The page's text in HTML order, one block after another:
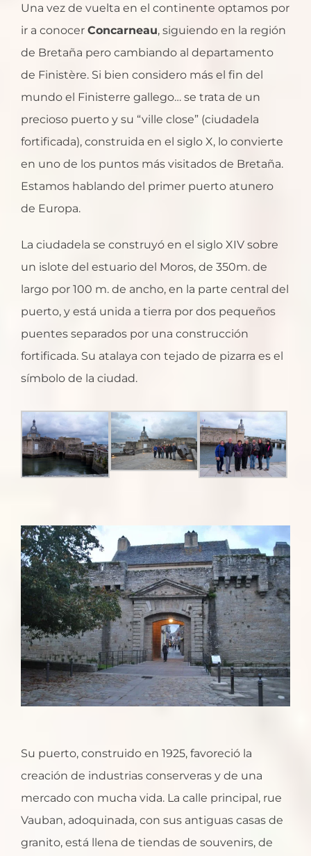
Una vez de vuelta en el continente optamos por
ir a conocer Concarneau, siguiendo en la región
de Bretaña pero cambiando al departamento
de Finistère. Si bien considero más el fin del
mundo el Finisterre gallego… se trata de un
precioso puerto y su “ville close” (ciudadela
fortificada), construida en el siglo X, lo convierte
en uno de los puntos más visitados de Bretaña.
Estamos hablando del primer puerto atunero
de Europa.
La ciudadela se construyó en el siglo XIV sobre
un islote del estuario del Moros, de 350m. de
largo por 100 m. de ancho, en la parte central del
puerto, y está unida a tierra por dos pequeños
puentes separados por una construcción
fortificada. Su atalaya con tejado de pizarra es el
símbolo de la ciudad.
Su puerto, construido en 1925, favoreció la
creación de industrias conserveras y de una
mercado con mucha vida. La calle principal, rue
Vauban, adoquinada, con sus antiguas casas de
granito, está llena de tiendas de souvenirs, de